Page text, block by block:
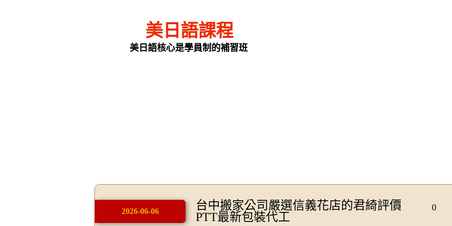
美日語課程
美日語核心是學員制的補習班
2026-06-06
台中搬家公司嚴選信義花店的君綺評價
PTT最新包裝代工
0